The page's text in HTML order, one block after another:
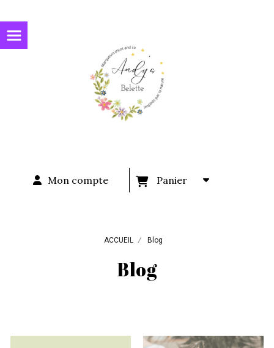
Mon compte Panier
ACCUEIL Blog
Blog